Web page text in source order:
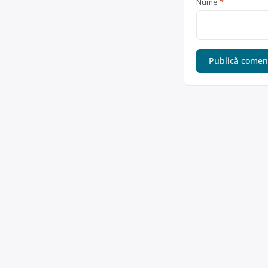
Nume *